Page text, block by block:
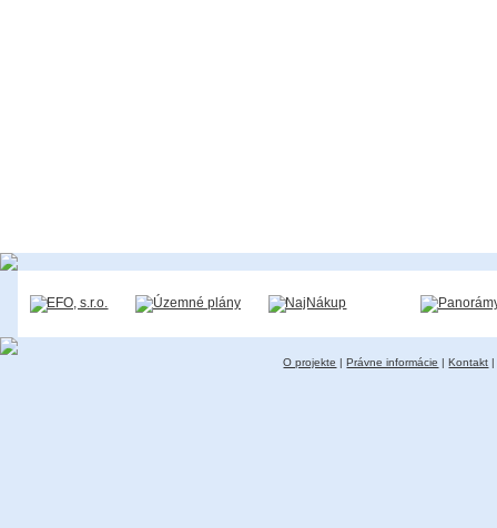
O projekte |Právne informácie |Kontakt